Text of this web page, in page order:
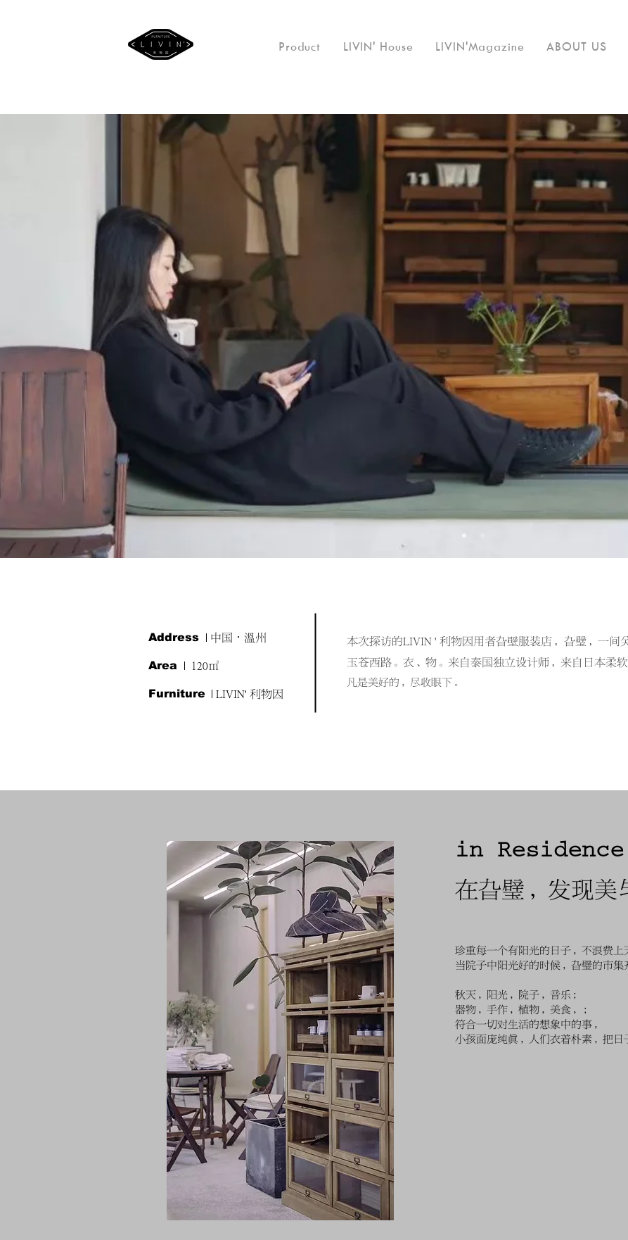
Product LIVIN' House LIVIN'Magazine ABOUT US
Address | 中国·温州
Area | 120㎡
Furniture | LIVIN' 利物因
本次探访的LIVIN ' 利物因用者旮壁服装店， 旮璧，一间
玉苍西路。衣、物。来自泰国独立设计师，来自日本柔
凡是美好的，尽收眼下。
in Residence
在旮璧，发现美
珍重每一个有阳光的日子，不浪费上
当院子中阳光好的时候，旮璧的市集
秋天，阳光，院子，音乐；
器物，手作，植物，美食，；
符合一切对生活的想象中的事，
小孩面庞纯真，人们衣着朴素，把日